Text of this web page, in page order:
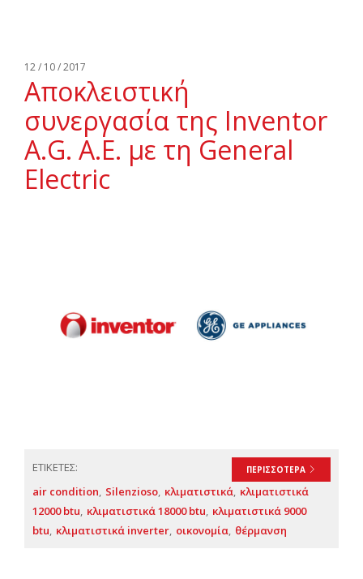
12 / 10 / 2017
Αποκλειστική
συνεργασία της Inventor
A.G. A.E. με τη General
Electric
ΠΕΡΙΣΣΟΤΕΡΑ
ΕΤΙΚΕΤΕΣ:
air condition Silenzioso κλιματιστικά κλιματιστικά
12000 btu κλιματιστικά 18000 btu κλιματιστικά 9000
btu κλιματιστικά inverter οικονομία θέρμανση